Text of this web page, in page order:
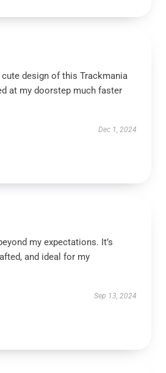
cute design of this Trackmania
at my doorstep much faster
Dec 1, 2024
my expectations. It’s
and ideal for my
Sep 13, 2024